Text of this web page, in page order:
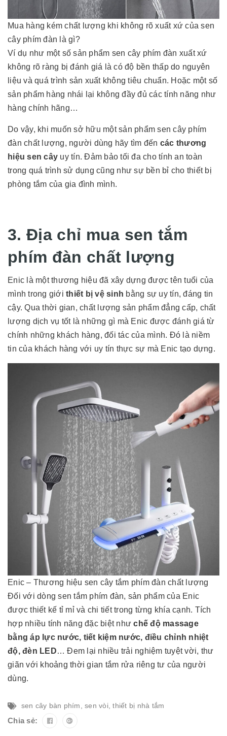
Mua hàng kém chất lượng khi không rõ xuất xứ của sen
cây phím đàn là gì?
Ví dụ như một số sản phẩm sen cây phím đàn xuất xứ
không rõ ràng bị đánh giá là có độ bền thấp do nguyên
liệu và quá trình sản xuất không tiêu chuẩn. Hoặc một số
sản phẩm hàng nhái lại không đầy đủ các tính năng như
hàng chính hãng…
Do vậy, khi muốn sở hữu một sản phẩm sen cây phím
đàn chất lượng, người dùng hãy tìm đến các thương
hiệu sen cây uy tín. Đảm bảo tối đa cho tính an toàn
trong quá trình sử dụng cũng như sự bền bỉ cho thiết bị
phòng tắm của gia đình mình.
3. Địa chỉ mua sen tắm
phím đàn chất lượng
Enic là một thương hiệu đã xây dựng được tên tuổi của
mình trong giới thiết bị vệ sinh bằng sự uy tín, đáng tin
cậy. Qua thời gian, chất lượng sản phẩm đẳng cấp, chất
lượng dịch vụ tốt là những gì mà Enic được đánh giá từ
chính những khách hàng, đối tác của mình. Đó là niềm
tin của khách hàng với uy tín thực sự mà Enic tạo dựng.
Enic – Thương hiệu sen cây tắm phím đàn chất lượng
Đối với dòng sen tắm phím đàn, sản phẩm của Enic
được thiết kế tỉ mỉ và chi tiết trong từng khía cạnh. Tích
hợp nhiều tính năng đặc biệt nhưchế độ massage
bằng áp lực nước, tiết kiệm nước, điều chỉnh nhiệt
độ, đèn LED… Đem lại nhiều trải nghiệm tuyệt vời, thư
giãn với khoảng thời gian tắm rửa riêng tư của người
dùng.
sen cây bàn phím, sen vòi,thiết bị nhà tắm
Chia sẻ: